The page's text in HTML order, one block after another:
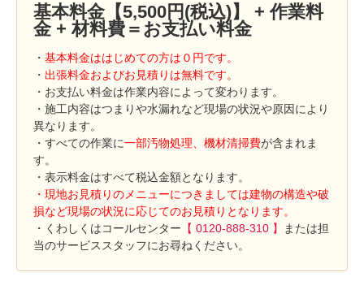
基本料金【5,500円(税込)】 + 作業料
金 + 材料費＝お支払い料金
・ 基本料金ははじめての方は０円です。
・ 出張料金およびお見積りは無料です。
・お支払い料金は作業内容によって変わります。
・施工内容はつまりや水漏れなど現場の状況や原因により
異なります。
・すべての作業に一部汚物処理、機材清掃費が含まれま
す。
・表示料金はすべて税込金額となります。
・現地お見積りのメニューにつきましては建物の構造や破
損など現場の状況に応じてのお見積りとなります。
・くわしくはコールセンター 【 0120-888-310 】
または担
当のサービススタッフにお尋ねください。